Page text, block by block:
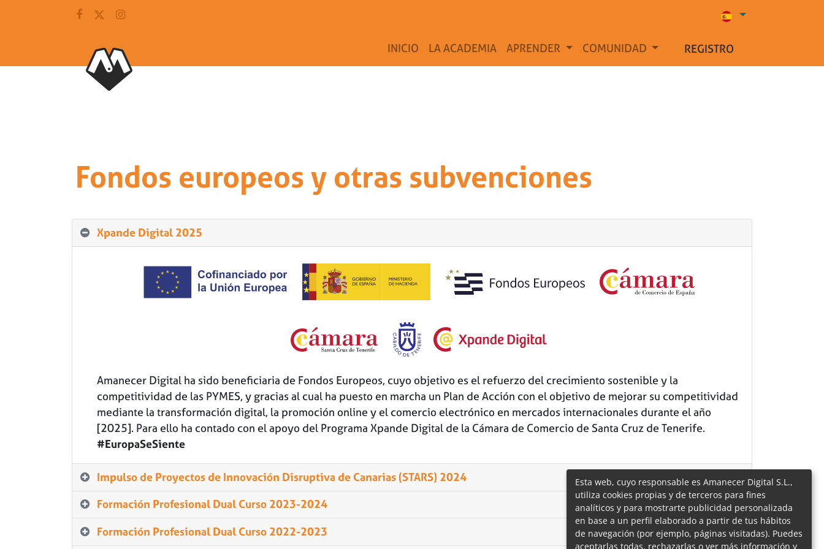
INICIO LA ACADEMIA APRENDER COMUNIDAD REGISTRO
Fondos europeos y otras subvenciones
Xpande Digital 2025
Amanecer Digital ha sido beneficiaria de Fondos Europeos, cuyo objetivo es el refuerzo del crecimiento sostenible y la
competitividad de las PYMES, y gracias al cual ha puesto en marcha un Plan de Acción con el objetivo de mejorar su competitividad
mediante la transformación digital, la promoción online y el comercio electrónico en mercados internacionales durante el año
[2025]. Para ello ha contado con el apoyo del Programa Xpande Digital de la Cámara de Comercio de Santa Cruz de Tenerife.
#EuropaSeSiente
Impulso de Proyectos de Innovación Disruptiva de Canarias (STARS) 2024
Formación Profesional Dual Curso 2023-2024
Formación Profesional Dual Curso 2022-2023
Esta web, cuyo responsable es Amanecer Digital S.L.,
utiliza cookies propias y de terceros para fines
analíticos y para mostrarte publicidad personalizada
en base a un perfil elaborado a partir de tus hábitos
de navegación (por ejemplo, páginas visitadas). Puedes
aceptarlas todas, rechazarlas o ver más información y